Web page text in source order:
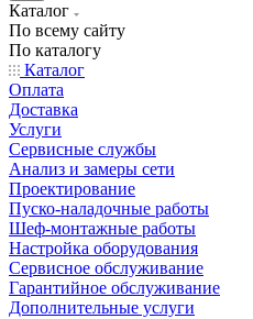
Каталог
По всему сайту
По каталогу
Каталог
Оплата
Доставка
Услуги
Сервисные службы
Анализ и замеры сети
Проектирование
Пуско-наладочные работы
Шеф-монтажные работы
Настройка оборудования
Сервисное обслуживание
Гарантийное обслуживание
Дополнительные услуги